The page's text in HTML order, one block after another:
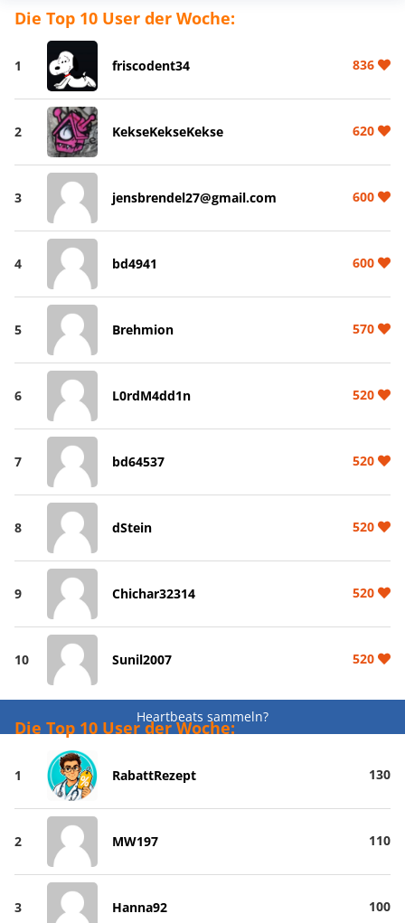
Die Top 10 User der Woche:
1 friscodent34 836
2 KekseKekseKekse 620
3 jensbrendel27@gmail.com 600
4 bd4941 600
5 Brehmion 570
6 L0rdM4dd1n 520
7 bd64537 520
8 dStein 520
9 Chichar32314 520
10 Sunil2007 520
Heartbeats sammeln?
Die Top 10 User der Woche:
1 RabattRezept 130
2 MW197 110
3 Hanna92 100